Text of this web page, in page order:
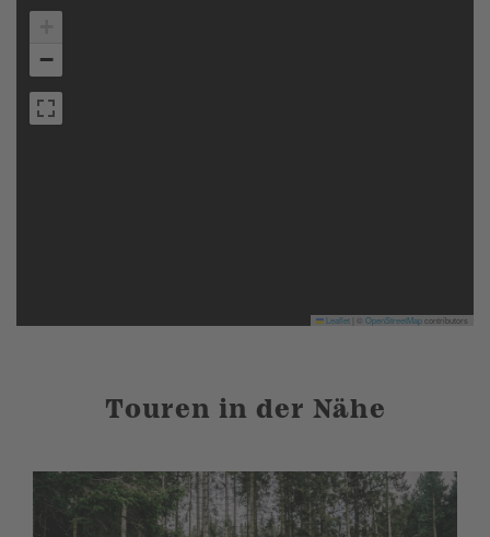
−
Leaflet OpenStreetMapcontributors
Touren in der Nähe